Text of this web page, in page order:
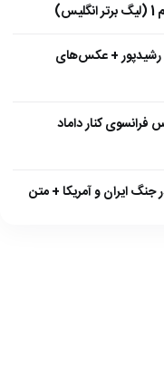
رشیدپور + عکس‌های
کنار داماد
ایران و آمریکا + متن